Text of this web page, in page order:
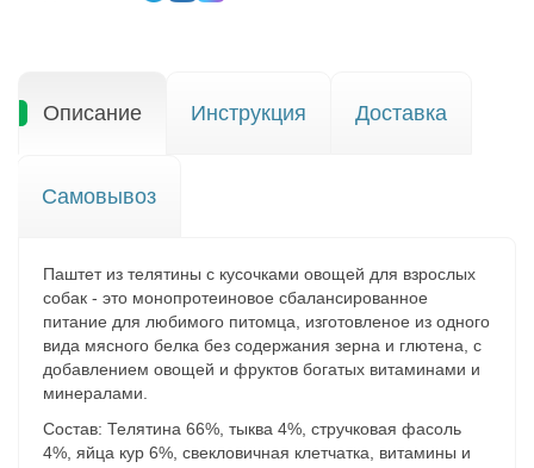
Описание Инструкция Доставка
Самовывоз
Паштет из телятины с кусочками овощей для взрослых
собак - это монопротеиновое сбалансированное
питание для любимого питомца, изготовленое из одного
вида мясного белка без содержания зерна и глютена, с
добавлением овощей и фруктов богатых витаминами и
минералами.
Состав: Телятина 66%, тыква 4%, стручковая фасоль
4%, яйца кур 6%, свекловичная клетчатка, витамины и